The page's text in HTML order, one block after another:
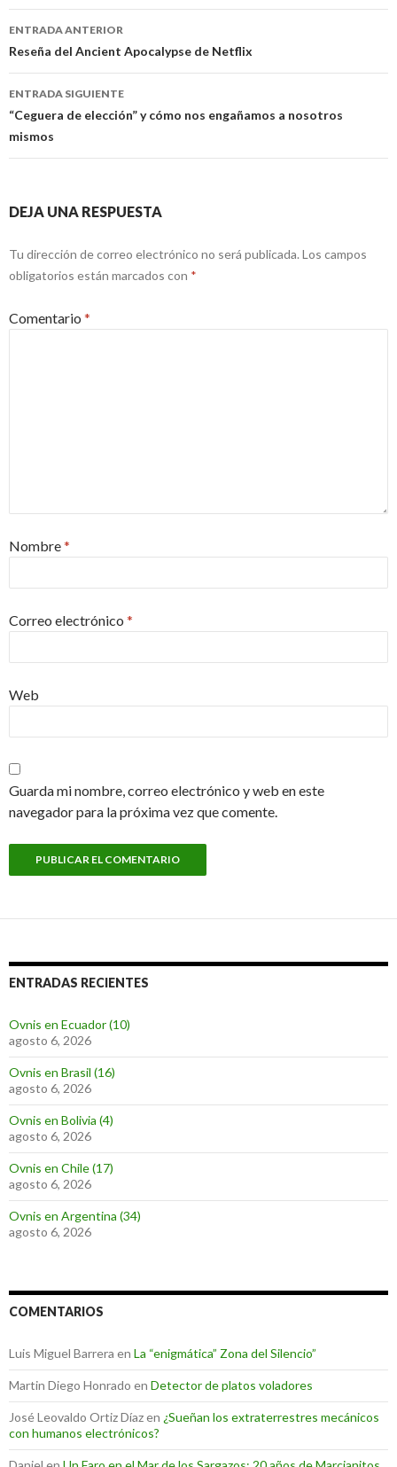
Navegación
de
entradas
ENTRADA ANTERIOR
Reseña del Ancient Apocalypse de Netflix
ENTRADA SIGUIENTE
“Ceguera de elección” y cómo nos engañamos a nosotros
mismos
DEJA UNA RESPUESTA
Tu dirección de correo electrónico no será publicada. Los campos
obligatorios están marcados con *
Comentario *
Nombre*
Correo electrónico *
Web
Guarda mi nombre, correo electrónico y web en este
navegador para la próxima vez que comente.
ENTRADAS RECIENTES
Ovnis en Ecuador (10)
agosto 6, 2026
Ovnis en Brasil (16)
agosto 6, 2026
Ovnis en Bolivia (4)
agosto 6, 2026
Ovnis en Chile (17)
agosto 6, 2026
Ovnis en Argentina (34)
agosto 6, 2026
COMENTARIOS
Luis Miguel Barrera en La “enigmática” Zona del Silencio”
Martin Diego Honrado en Detector de platos voladores
José Leovaldo Ortiz Díazen ¿Sueñan los extraterrestres mecánicos
con humanos electrónicos?